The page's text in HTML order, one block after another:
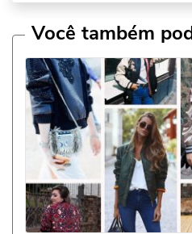
Você também